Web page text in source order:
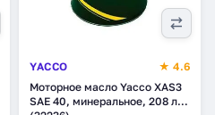
YACCO
★ 4.6
Моторное масло Yacco XAS3
SAE 40, минеральное, 208 л